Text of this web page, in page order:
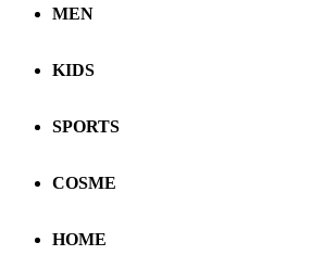
MEN
KIDS
SPORTS
COSME
HOME